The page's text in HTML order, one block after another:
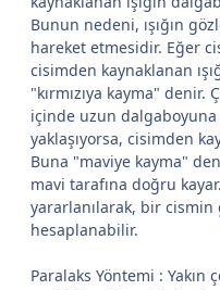
Bunun nedeni, ışığın
hareket etmesidir. Eğer
cisimden kaynaklanan
"kırmızıya kayma" denir.
içinde uzun
yaklaşıyorsa, cisimden
Buna "maviye kayma"
mavi tarafına doğru
yararlanılarak, bir cismin
hesaplanabilir.
Paralaks Yöntemi : Yakın